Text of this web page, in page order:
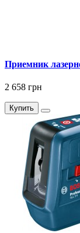
Приемник
2 658 грн
Купить